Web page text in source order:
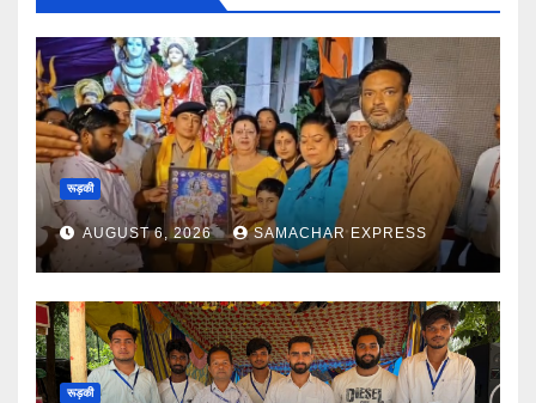
रूड़की
AUGUST 6, 2026 SAMACHAR EXPRESS
रूड़की